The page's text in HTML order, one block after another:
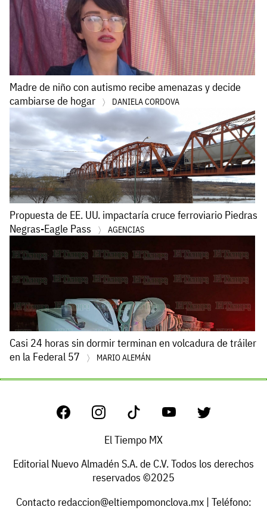
Madre de niño con autismo recibe amenazas y decide
cambiarse de hogar
DANIELA CORDOVA
Propuesta de EE. UU. impactaría cruce ferroviario Piedras
Negras-Eagle Pass
AGENCIAS
Casi 24 horas sin dormir terminan en volcadura de tráiler
en la Federal 57
MARIO ALEMÁN
El Tiempo MX
Editorial Nuevo Almadén S.A. de C.V. Todos los derechos
reservados ©2025
Contacto redaccion@eltiempomonclova.mx| Teléfono: